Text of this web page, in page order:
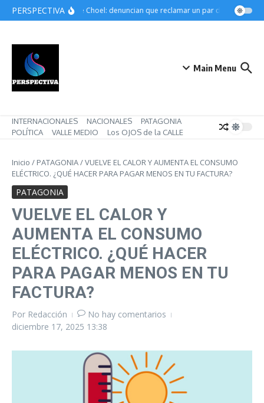
Saltar al contenido
PERSPECTIVAChoele Choel: denuncian que reclamar un par de botines
Main Menu
INTERNACIONALES NACIONALES
PATAGONIA
POLÍTICA
VALLE MEDIO Los OJOS de la CALLE
Inicio / PATAGONIA/VUELVE EL CALOR Y AUMENTA EL CONSUMO
ELÉCTRICO. ¿QUÉ HACER PARA PAGAR MENOS EN TU FACTURA?
PATAGONIA
VUELVE EL CALOR Y
AUMENTA EL CONSUMO
ELÉCTRICO. ¿QUÉ HACER
PARA PAGAR MENOS EN TU
FACTURA?
Por Redacción
No hay comentarios
diciembre 17, 2025 13:38